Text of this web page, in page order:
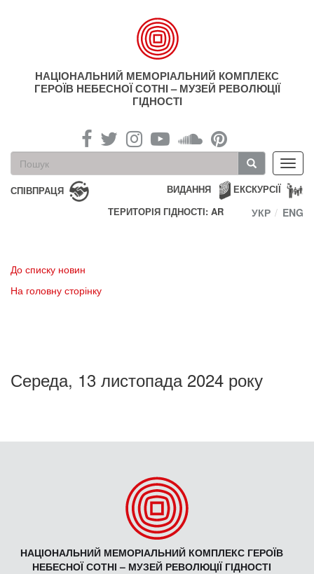
НАЦІОНАЛЬНИЙ МЕМОРІАЛЬНИЙ КОМПЛЕКС
ГЕРОЇВ НЕБЕСНОЇ СОТНІ – МУЗЕЙ РЕВОЛЮЦІЇ
ГІДНОСТІ
Пошукова
форма
Пошук
СПІВПРАЦЯ ЕКСКУРСІЇ
ВИДАННЯ
ТЕРИТОРІЯ ГІДНОСТІ: AR
УКР ENG
До списку новин
На головну сторінку
Середа, 13 листопада 2024 року
НАЦІОНАЛЬНИЙ МЕМОРІАЛЬНИЙ КОМПЛЕКС ГЕРОЇВ
НЕБЕСНОЇ СОТНІ – МУЗЕЙ РЕВОЛЮЦІЇ ГІДНОСТІ